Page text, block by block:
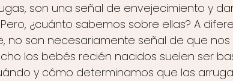
son una señal de envejecimiento y
¿cuánto sabemos sobre ellas? A
no son necesariamente señal de que
los bebés recién nacidos suelen ser
y cómo determinamos que las